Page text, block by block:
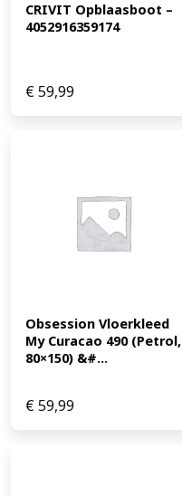
CRIVIT Opblaasboot –
4052916359174
€59,99
Obsession Vloerkleed
My Curacao 490 (Petrol,
80×150) &#...
€59,99